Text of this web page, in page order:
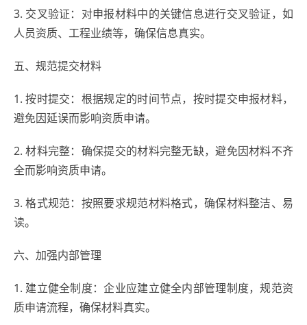
3. 交叉验证：对申报材料中的关键信息进行交叉验证，如
人员资质、工程业绩等，确保信息真实。
五、规范提交材料
1. 按时提交：根据规定的时间节点，按时提交申报材料，
避免因延误而影响资质申请。
2. 材料完整：确保提交的材料完整无缺，避免因材料不齐
全而影响资质申请。
3. 格式规范：按照要求规范材料格式，确保材料整洁、易
读。
六、加强内部管理
1. 建立健全制度：企业应建立健全内部管理制度，规范资
质申请流程，确保材料真实。